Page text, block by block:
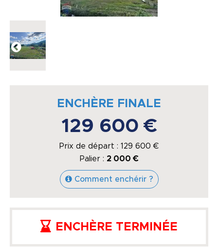
ENCHÈRE FINALE
129 600 €
Prix de départ : 129 600 €
Palier : 2 000 €
Comment enchérir ?
ENCHÈRE TERMINÉE